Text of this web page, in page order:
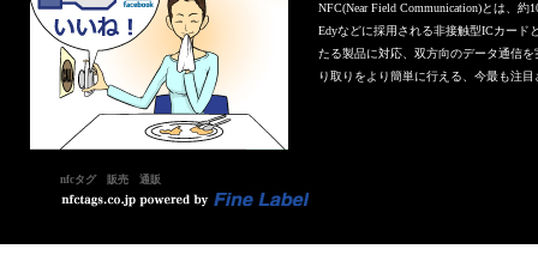
NFC(Near Field Communication)とは、
Edyなどに採用される非接触型ICカード
たる製品に対応、双方向のデータ通信
り取りをより簡単に行える、今最も注
nfcタグ 販売 通販